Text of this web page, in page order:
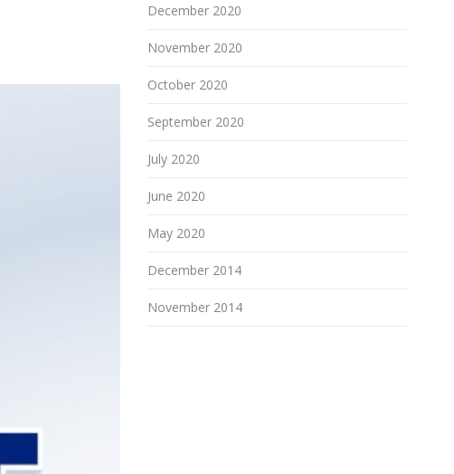
December 2020
November 2020
October 2020
September 2020
July 2020
June 2020
May 2020
December 2014
November 2014